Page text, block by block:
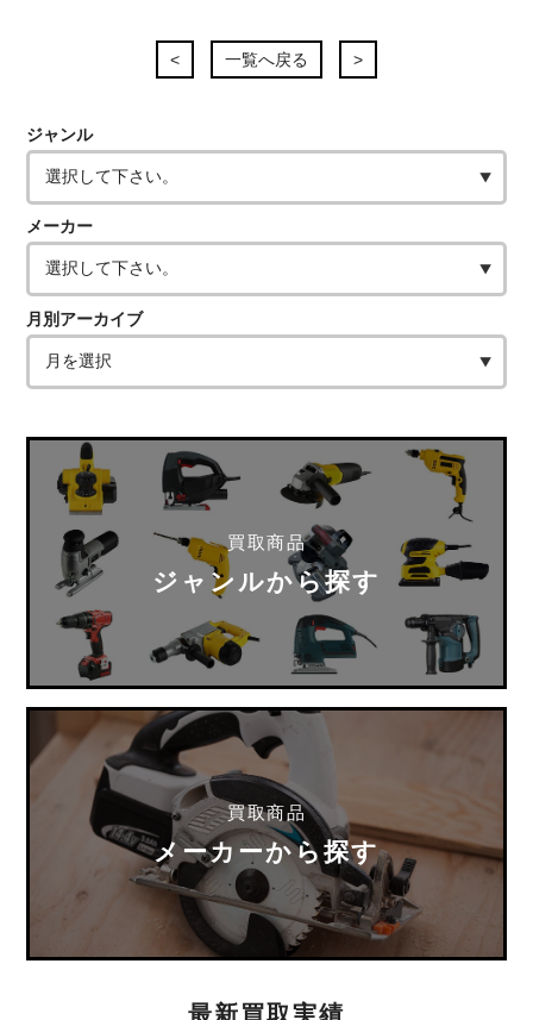
< 一覧へ戻る >
ジャンル
メーカー
月別アーカイブ
買取商品
ジャンルから探す
買取商品
メーカーから探す
最新買取実績